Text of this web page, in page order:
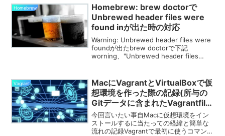
sw_versProductName:
macOSProductVe...
Homebrew
Homebrew: brew doctorで
Unbrewed header files were
found inが出た時の対応
Warning: Unbrewed header files were
foundが出たbrew doctorで下記
worning、"Unbrewed header files
Vagrant
MacにVagrantとVirtualBoxで仮
想環境を作った際の記録(所与の
Gitデータに含まれたVagrantfile
での構築2019/11/18修正＆追記)
今回言いたい事自Macに仮想環境をイン
ストールするに当たっての経緯と簡単な
流れの記録Vagrantで最初に使うコマンド